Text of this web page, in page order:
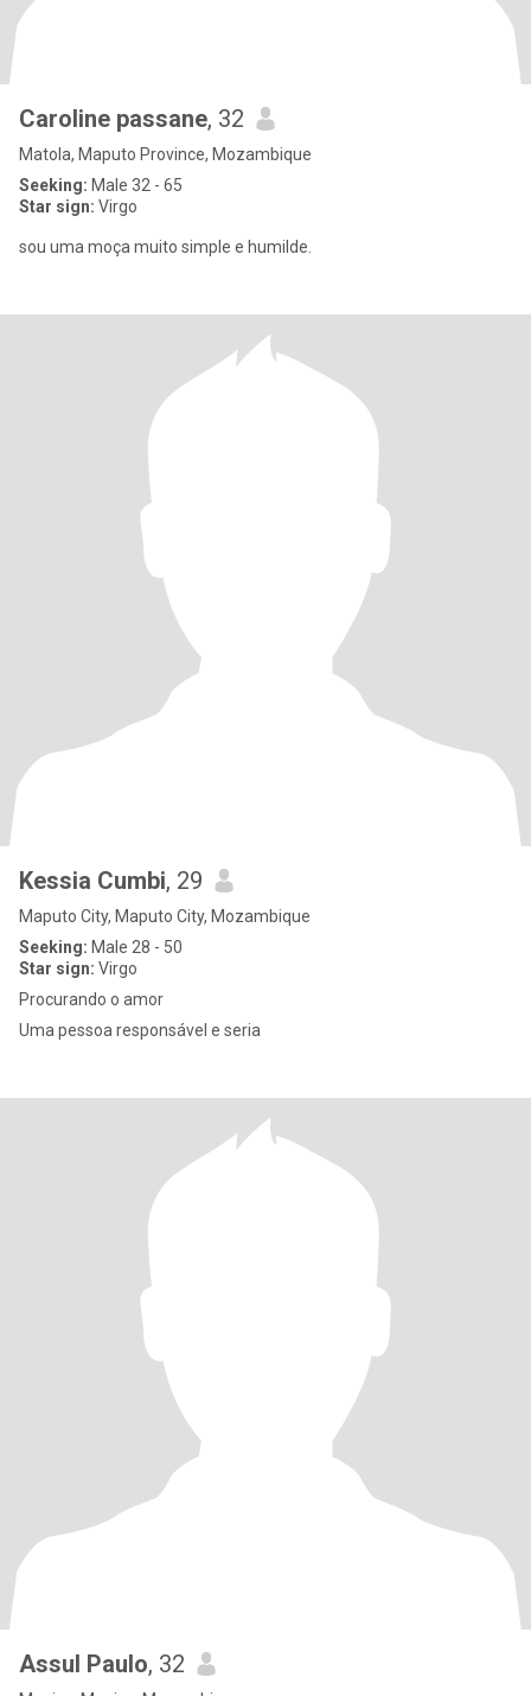
Caroline passane, 32
Matola, Maputo Province, Mozambique
Seeking: Male 32 - 65
Star sign: Virgo
sou uma moça muito simple e humilde.
Kessia Cumbi, 29
Maputo City, Maputo City, Mozambique
Seeking: Male 28 - 50
Star sign: Virgo
Procurando o amor
Uma pessoa responsável e seria
Assul Paulo, 32